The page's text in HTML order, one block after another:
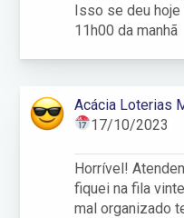
Isso se deu
11h00 da manhã
Acácia Loterias
17/10/2023
Horrível!
fiquei na fila
mal organizado